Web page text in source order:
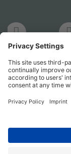
LinkedIn
PsychJOB